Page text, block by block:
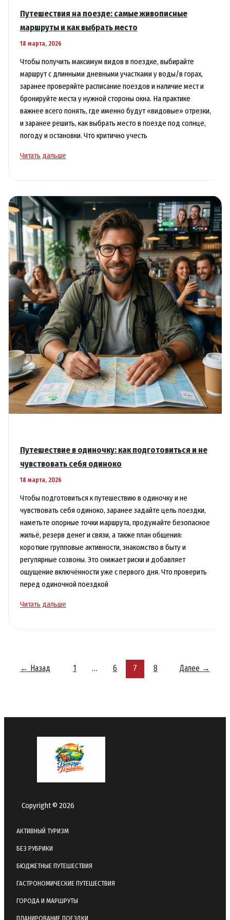
Путешествия на поезде: самые живописные
маршруты и как выбрать место
18 марта, 2026
Чтобы получить максимум видов в поездке, выбирайте
маршрут с длинными дневными участками у воды/в горах,
заранее проверяйте расписание поездов и наличие мест и
бронируйте места у нужной стороны окна. На практике
важнее всего понять, где именно будут «видовые» отрезки,
и заранее решить, как выбрать место в поезде под солнце,
погоду и остановки. Что критично учесть
Путешествия
живописные
маршруты
и
как
выбрать
место
Читать дальше
Путешествие в одиночку: как подготовиться и не
чувствовать себя одиноко
18 марта, 2026
Чтобы подготовиться к путешествию в одиночку и не
чувствовать себя одиноко, заранее задайте цель поездки,
наметьте опорные точки маршрута, продумайте безопасное
жильё, резерв денег и связи, а также план общения:
короткие групповые активности, знакомство в быту и
регулярные созвоны. Это снижает риски и добавляет
ощущение включённости уже с первого дня. Что проверить
перед одиночной поездкой
Путешествие
одиноко
Читать дальше
← Назад 1 … 6 7 8 Далее →
Copyright © 2026
АКТИВНЫЙ ТУРИЗМ
БЕЗ РУБРИКИ
БЮДЖЕТНЫЕ ПУТЕШЕСТВИЯ
ГАСТРОНОМИЧЕСКИЕ ПУТЕШЕСТВИЯ
ГОРОДА И МАРШРУТЫ
ПЛАНИРОВАНИЕ ПОЕЗДКИ